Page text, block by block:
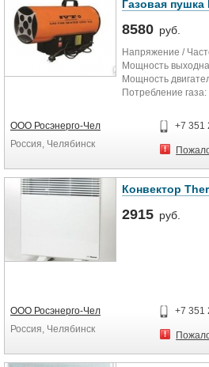
Газовая пушка
8580 руб.
Напряжение /
Мощность
Мощность
Потребление газа:
ООО Росэнерго-Чел
Россия, Челябинск
+7 351
Конвектор
2915 руб.
ООО Росэнерго-Чел
Россия, Челябинск
+7 351